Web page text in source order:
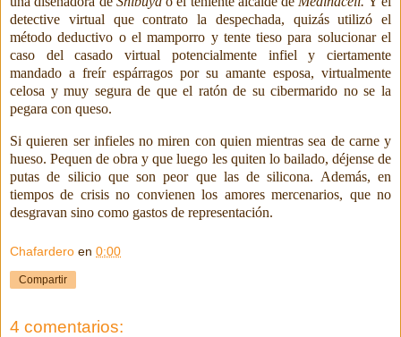
detective virtual que contrato la despechada, quizás utilizó el
método deductivo o el mamporro y tente tieso para solucionar el
caso del casado virtual potencialmente infiel y ciertamente
mandado a freír espárragos por su amante esposa, virtualmente
celosa y muy segura de que el ratón de su cibermarido no se la
pegara con queso.
Si quieren ser infieles no miren con quien mientras sea de carne y
hueso. Pequen de obra y que luego les quiten lo bailado, déjense de
putas de silicio que son peor que las de silicona. Además, en
tiempos de crisis no convienen los amores mercenarios, que no
desgravan sino como gastos de representación.
Chafardero en 0:00
Compartir
4 comentarios: